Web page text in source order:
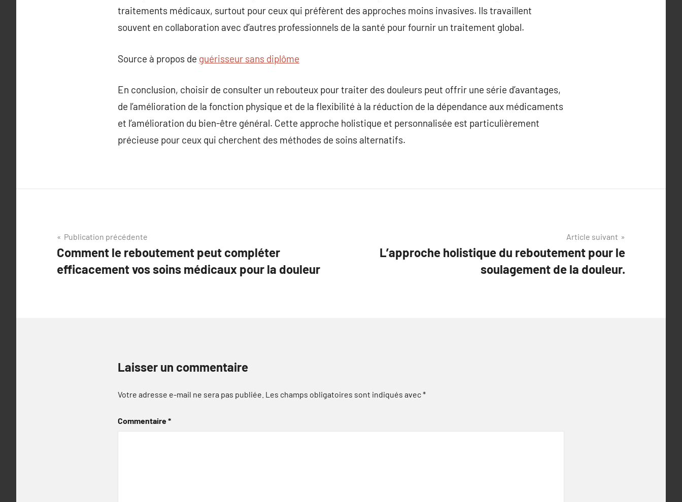
traitements médicaux, surtout pour ceux qui préfèrent des approches moins invasives. Ils travaillent
souvent en collaboration avec d’autres professionnels de la santé pour fournir un traitement global.
Source à propos de guérisseur sans diplôme
En conclusion, choisir de consulter un rebouteux pour traiter des douleurs peut offrir une série d’avantages,
de l’amélioration de la fonction physique et de la flexibilité à la réduction de la dépendance aux médicaments
et l’amélioration du bien-être général. Cette approche holistique et personnalisée est particulièrement
précieuse pour ceux qui cherchent des méthodes de soins alternatifs.
Navigation
de
l’article
Publication précédente
Comment le reboutement peut compléter
efficacement vos soins médicaux pour la douleur
Article suivant
L’approche holistique du reboutement pour le
soulagement de la douleur.
Laisser un commentaire
Votre adresse e-mail ne sera pas publiée. Les champs obligatoires sont indiqués avec*
Commentaire*